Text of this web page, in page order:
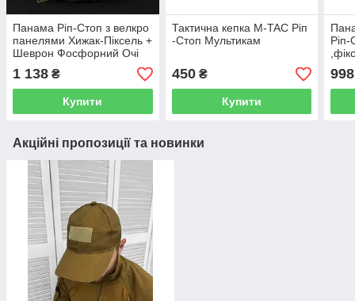
Панама Ріп-Стоп з велкро
панелями Хижак-Піксель +
Шеврон Фосфорний Очі
1 138 ₴
Купити
Тактична кепка M-TAC Ріп
-Стоп Мультикам
450₴
Купити
Ріп-
998
Акційні пропозиції та новинки